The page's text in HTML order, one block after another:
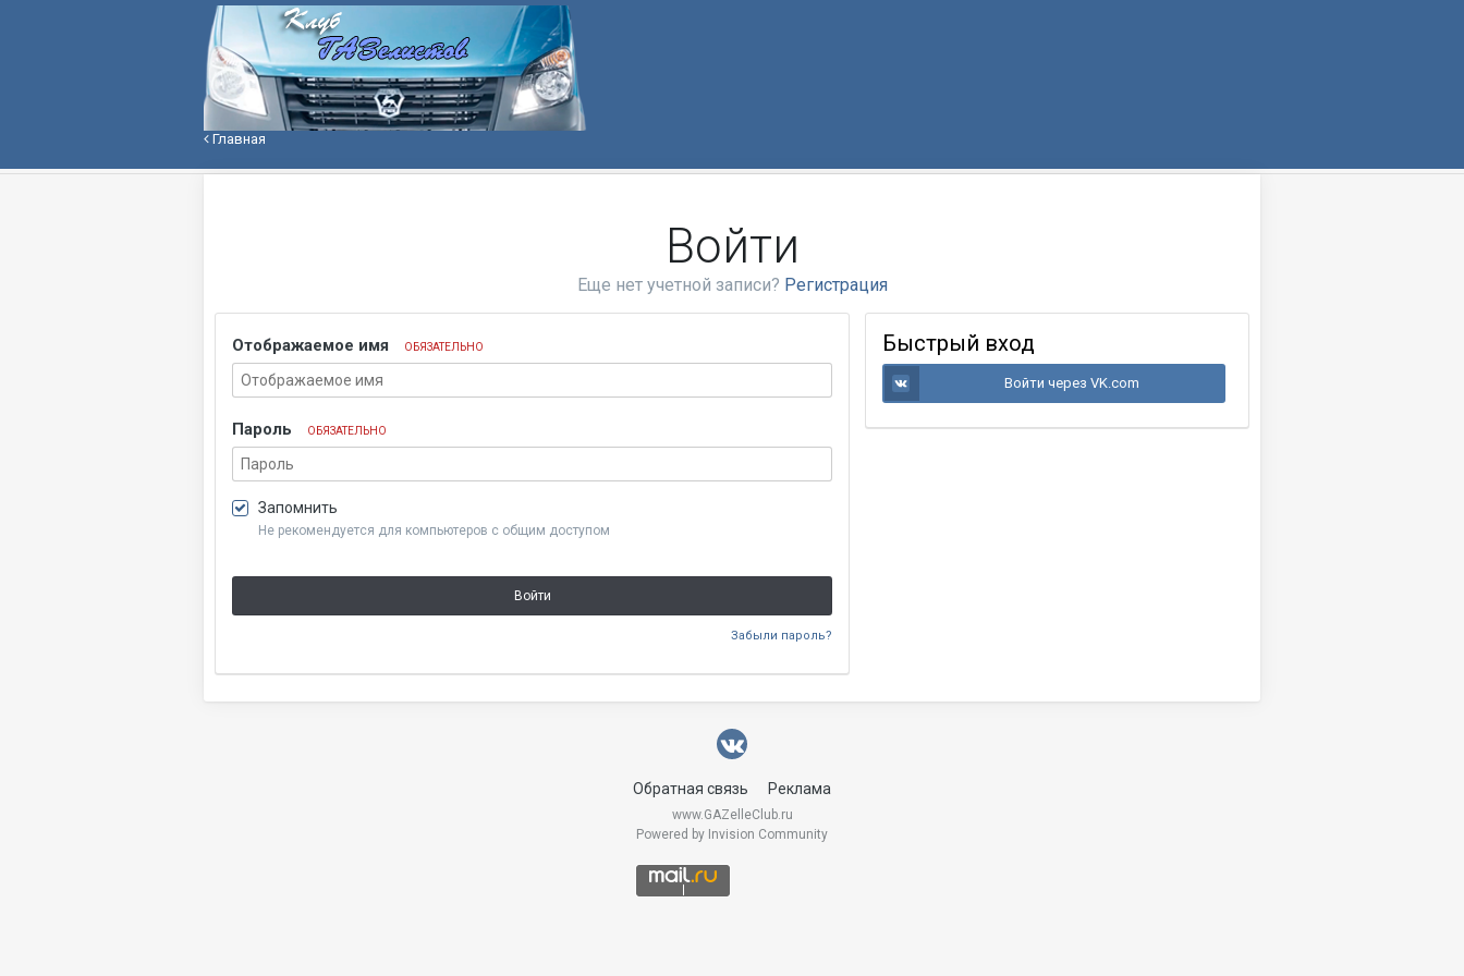
Главная
Войти
Еще нет учетной записи? Регистрация
Отображаемое имя ОБЯЗАТЕЛЬНО
Пароль ОБЯЗАТЕЛЬНО
Запомнить
Не рекомендуется для компьютеров с общим доступом
Войти
Забыли пароль?
Быстрый вход
Войти через VK.com
Обратная связь Реклама
www.GAZelleClub.ru
Powered by Invision Community